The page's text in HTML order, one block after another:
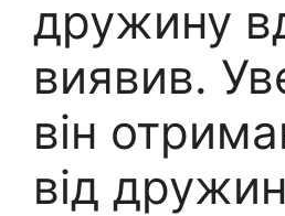
дружину
виявив.
він
від